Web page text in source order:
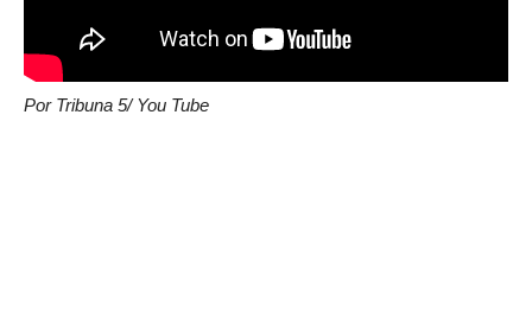
Por Tribuna 5/ You Tube